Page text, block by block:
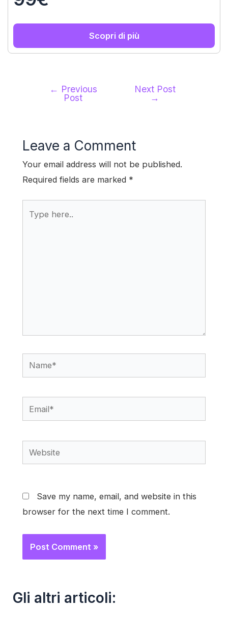
Scopri di più
← Previous
Post
Next Post
→
Leave a Comment
Your email address will not be published.
Required fields are marked *
here..
Name*
Email*
Website
Save my name, email, and website in this
browser for the next time I comment.
Gli altri articoli: